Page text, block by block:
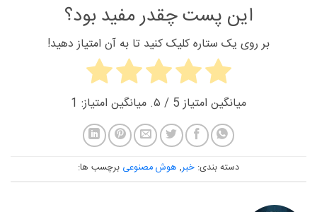
این پست چقدر مفید بود؟
بر روی یک ستاره کلیک کنید تا به آن امتیاز دهید!
میانگین امتیاز5 / ۵. میانگین امتیاز: 1
دسته بندی: خبر, هوش مصنوعی برچسب ها: